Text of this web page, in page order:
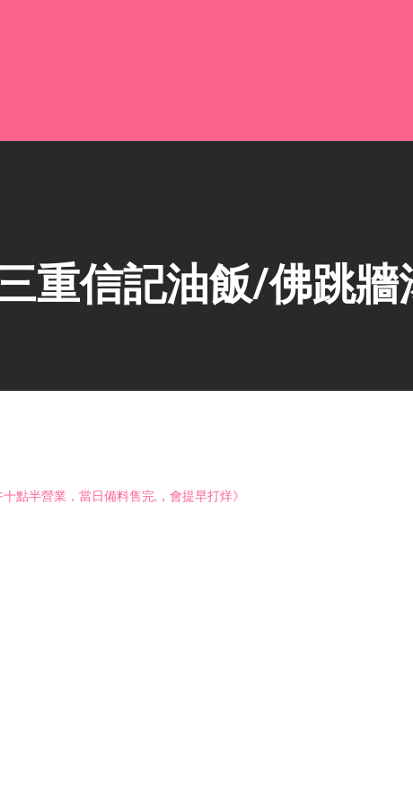
重信記油飯/佛跳
點半營業，當日備料售完,，會提早打烊》